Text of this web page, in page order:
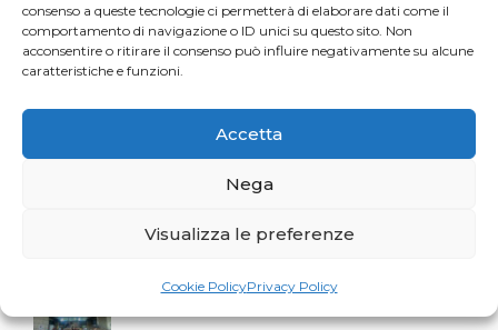
consenso a queste tecnologie ci permetterà di elaborare dati come il
comportamento di navigazione o ID unici su questo sito. Non
acconsentire o ritirare il consenso può influire negativamente su alcune
caratteristiche e funzioni.
Accetta
Nega
Visualizza le preferenze
Cookie PolicyPrivacy Policy
Gaia Faggiani Teacher of the Month
RiminiWellness cresce e anche il Pilates